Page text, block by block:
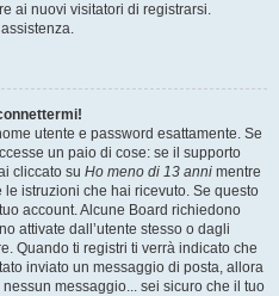
ai nuovi visitatori di registrarsi.
utente e password esattamente. Se
un paio di cose: se il supporto
cliccato su Ho meno di 13 anni mentre
istruzioni che hai ricevuto. Se questo
account. Alcune Board richiedono
attivate dall’utente stesso o dagli
Quando ti registri ti verrà indicato che
inviato un messaggio di posta, allora
messaggio... sei sicuro che il tuo